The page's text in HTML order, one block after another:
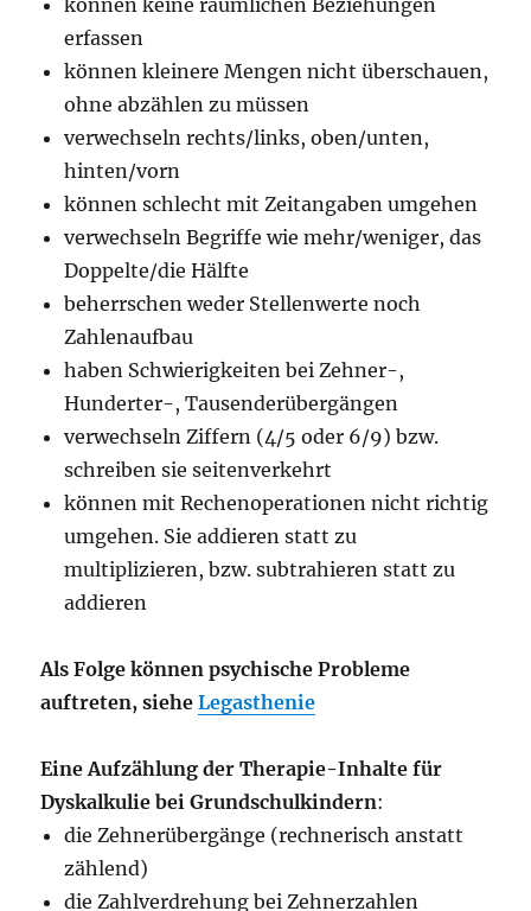
können keine räumlichen Beziehungen
erfassen
können kleinere Mengen nicht überschauen,
ohne abzählen zu müssen
verwechseln rechts/links, oben/unten,
hinten/vorn
können schlecht mit Zeitangaben umgehen
verwechseln Begriffe wie mehr/weniger, das
Doppelte/die Hälfte
beherrschen weder Stellenwerte noch
Zahlenaufbau
haben Schwierigkeiten bei Zehner-,
Hunderter-, Tausenderübergängen
verwechseln Ziffern (4/5 oder 6/9) bzw.
schreiben sie seitenverkehrt
können mit Rechenoperationen nicht richtig
umgehen. Sie addieren statt zu
multiplizieren, bzw. subtrahieren statt zu
addieren
Als Folge können psychische Probleme
auftreten, sieheLegasthenie
Eine Aufzählung der Therapie-Inhalte für
Dyskalkulie bei Grundschulkindern:
die Zehnerübergänge (rechnerisch anstatt
zählend)
die Zahlverdrehung bei Zehnerzahlen